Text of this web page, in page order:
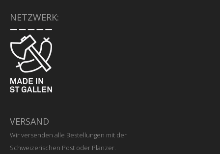
NETZWERK:
VERSAND
Wir versenden alle Bestellungen mit der
Schweizerischen Post oder Planzer.